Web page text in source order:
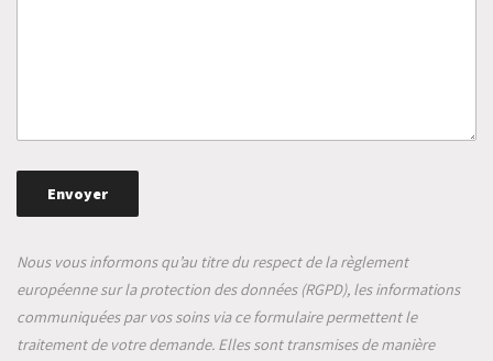
Nous vous informons qu’au titre du respect de la règlement
européenne sur la protection des données (RGPD), les informations
communiquées par vos soins via ce formulaire permettent le
traitement de votre demande. Elles sont transmises de manière